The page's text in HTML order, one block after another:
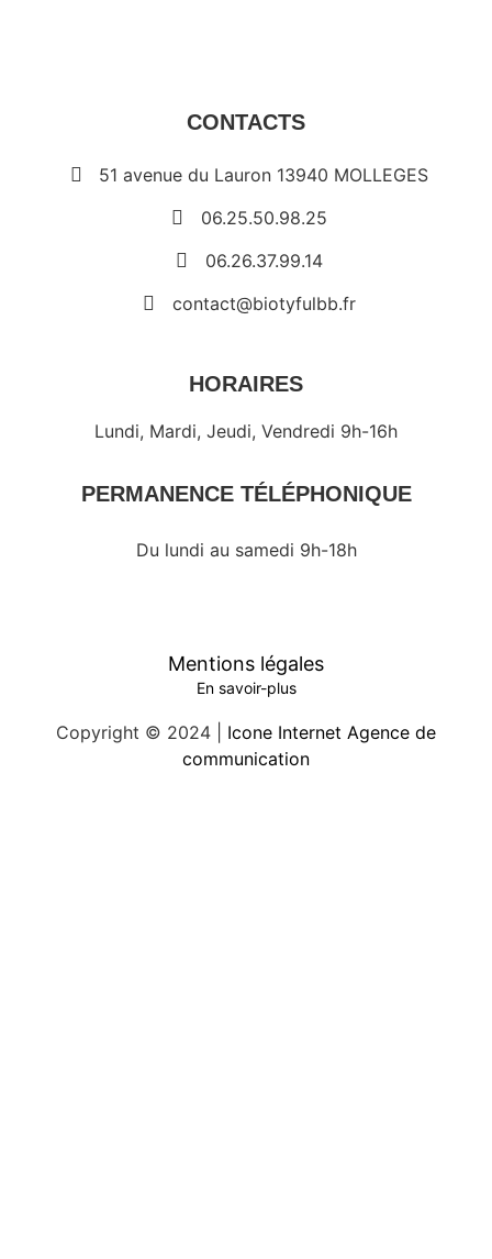
CONTACTS
51 avenue du Lauron 13940 MOLLEGES
06.25.50.98.25
06.26.37.99.14
contact@biotyfulbb.fr
HORAIRES
Lundi, Mardi, Jeudi, Vendredi 9h-16h
PERMANENCE TÉLÉPHONIQUE
Du lundi au samedi 9h-18h
Mentions légales
En savoir-plus
Copyright © 2024 |
Icone Internet Agence de
communication